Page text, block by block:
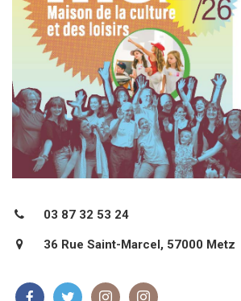
03 87 32 53 24
36 Rue Saint-Marcel, 57000 Metz